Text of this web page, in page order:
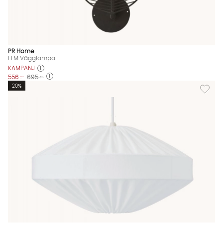
PR Home
ELM Vägglampa
KAMPANJ
556 :- 695 :-
Lägg
20%